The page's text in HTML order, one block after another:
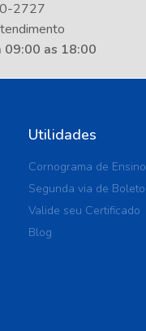
2727
09:00 as 18:00
Utilidades
Cornograma de Ensino
Segunda via de Boleto
Valide seu Certificado
Blog